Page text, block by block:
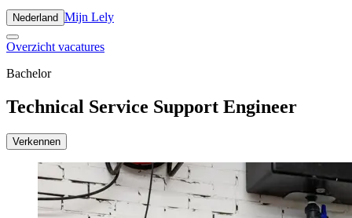
Nederland Mijn Lely
Overzicht vacatures
Bachelor
Technical Service Support Engineer
Verkennen